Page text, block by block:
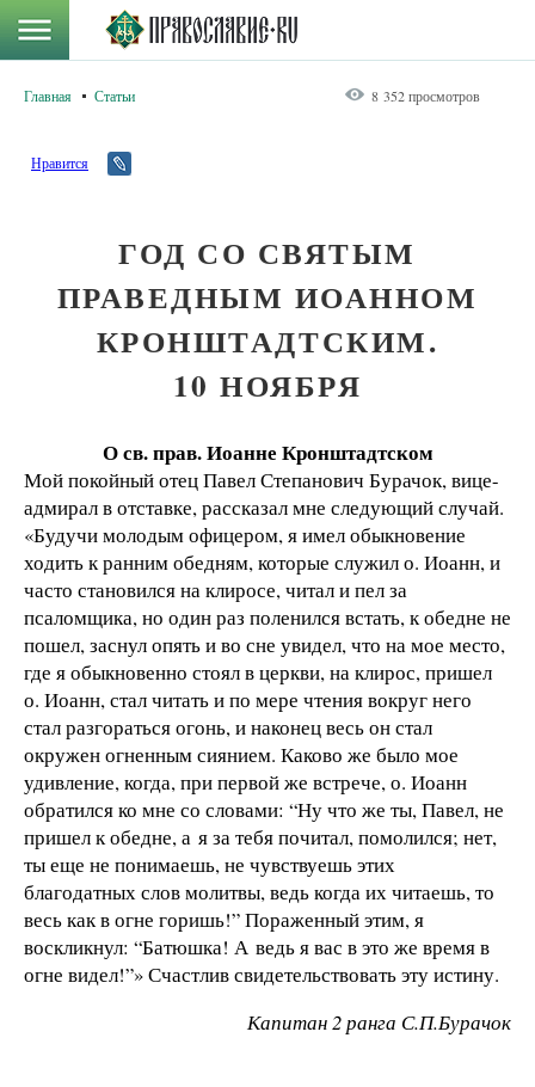
Главная Статьи 8 352 просмотров
Нравится
ГОД СО СВЯТЫМ
ПРАВЕДНЫМ ИОАННОМ
КРОНШТАДТСКИМ.
10 НОЯБРЯ
О св. прав. Иоанне Кронштадтском
Мой покойный отец Павел Степанович Бурачок, вице-
адмирал в отставке, рассказал мне следующий случай.
«Будучи молодым офицером, я имел обыкновение
ходить к ранним обедням, которые служил о. Иоанн, и
часто становился на клиросе, читал и пел за
псаломщика, но один раз поленился встать, к обедне не
пошел, заснул опять и во сне увидел, что на мое место,
где я обыкновенно стоял в церкви, на клирос, пришел
о. Иоанн, стал читать и по мере чтения вокруг него
стал разгораться огонь, и наконец весь он стал
окружен огненным сиянием. Каково же было мое
удивление, когда, при первой же встрече, о. Иоанн
обратился ко мне со словами: “Ну что же ты, Павел, не
пришел к обедне, а я за тебя почитал, помолился; нет,
ты еще не понимаешь, не чувствуешь этих
благодатных слов молитвы, ведь когда их читаешь, то
весь как в огне горишь!” Пораженный этим, я
воскликнул: “Батюшка! А ведь я вас в это же время в
огне видел!”» Счастлив свидетельствовать эту истину.
Капитан 2 ранга С.П.Бурачок